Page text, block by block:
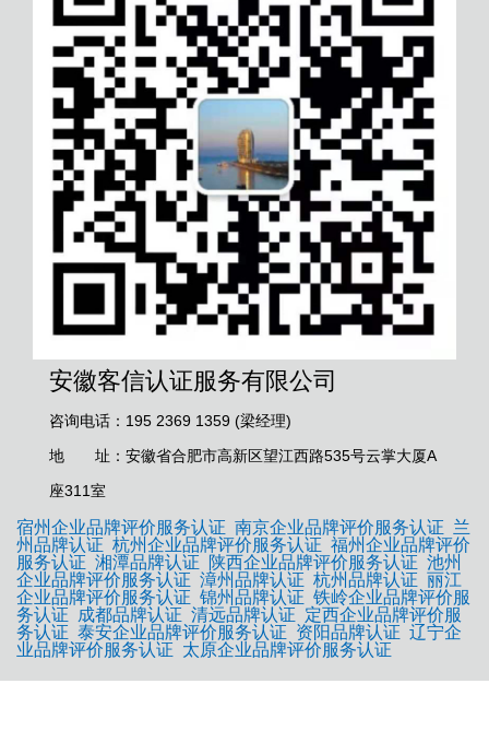
安徽客信认证服务有限公司
咨询电话：195 2369 1359 (梁经理)
地 址：安徽省合肥市高新区望江西路535号云掌大厦A
座311室
宿州企业品牌评价服务认证 南京企业品牌评价服务认证 兰
州品牌认证 杭州企业品牌评价服务认证 福州企业品牌评价
服务认证 湘潭品牌认证 陕西企业品牌评价服务认证 池州
企业品牌评价服务认证 漳州品牌认证 杭州品牌认证 丽江
企业品牌评价服务认证 锦州品牌认证 铁岭企业品牌评价服
务认证
成都品牌认证 清远品牌认证 定西企业品牌评价服
务认证 泰安企业品牌评价服务认证 资阳品牌认证 辽宁企
业品牌评价服务认证 太原企业品牌评价服务认证